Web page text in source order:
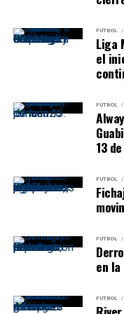
que terminó con
El delantero
estableció el 1-1
El gol confirmó la
CSKA cedió la
intentó lastimar
Posesión
completó 567 pases
del área rival. Sin
FUTBOL
Liga
el
FUTBOL
13
FUTBOL
FUTBOL
en
FUTBOL